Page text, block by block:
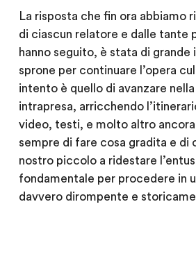
La risposta che fin ora abbiamo
di ciascun relatore e dalle tante
hanno seguito, è stata di grande
sprone per continuare l’opera
intento è quello di avanzare
intrapresa, arricchendo
video, testi, e molto altro
sempre di fare cosa gradita e di
nostro piccolo a ridestare
fondamentale per procedere in
davvero dirompente e